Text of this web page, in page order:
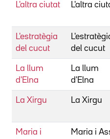
L'altra ciutat L'altra
L'estratègia
del cucut
del cucut
La llum
d'Elna
La llum
d'Elna
La Xirgu La Xirgu
Maria i
Maria i